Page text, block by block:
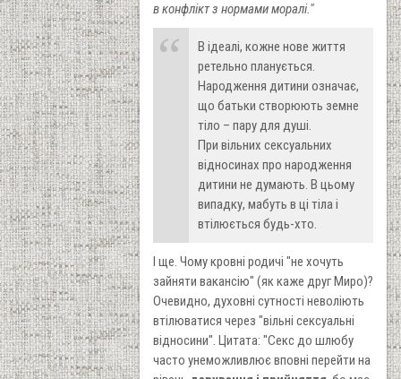
в конфлікт з нормами моралі."
В ідеалі, кожне нове життя
ретельно планується.
Народження дитини означає,
що батьки створюють земне
тіло – пару для душі.
При вільних сексуальних
відносинах про народження
дитини не думають. В цьому
випадку, мабуть в ці тіла і
втілюється будь-хто.
І ще. Чому кровні родичі "не хочуть
зайняти вакансію" (як каже друг Миро)?
Очевидно, духовні сутності неволіють
втілюватися через "вільні сексуальні
відносини". Цитата: "Секс до шлюбу
часто унеможливлює вповні перейти на